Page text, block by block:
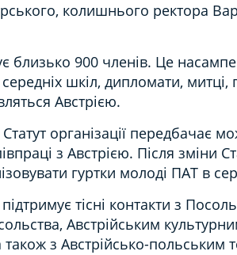
колишнього ректора
близько 900 членів. Це
шкіл, дипломати, митці,
Австрією.
організації передбачає
з Австрією. Після зміни
гуртки молоді ПАТ в
тісні контакти з
Австрійським
з Австрійсько-польським